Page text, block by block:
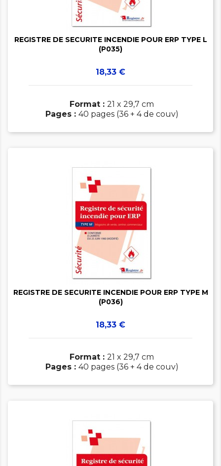

REGISTRE DE SECURITE INCENDIE POUR ERP TYPE L
(P035)
Prix
18,33 €
Format : 21 x 29,7 cm
Pages : 40 pages (36 + 4 de couv)


REGISTRE DE SECURITE INCENDIE POUR ERP TYPE M
(P036)
Prix
18,33 €
Format : 21 x 29,7 cm
Pages : 40 pages (36 + 4 de couv)